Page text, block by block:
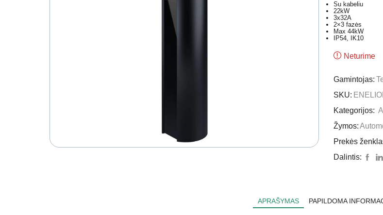
Su kabeliu
22kW
3x32A
2×3 fazės
Max 44kW
IP54, IK10
Neturime
Gamintojas:
SKU:
Kategorijos:
Žymos:
Prekės
Dalintis:
APRAŠYMAS PAPILDOMA